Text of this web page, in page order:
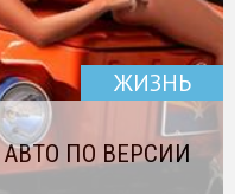
ЖИЗНЬ
ПО ВЕРСИИ